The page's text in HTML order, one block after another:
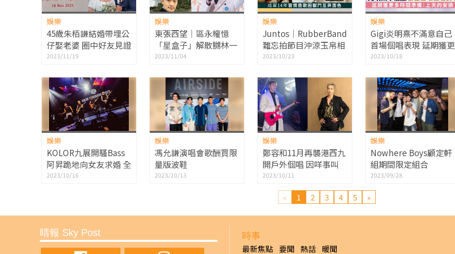
娛樂
45歲朱栢謙結婚帶埋公
仔娶老婆 圈中好友見證
細佬朱康：大佬好嘢
2023/11/19
娛樂
東張西望｜區永權憶
「星盒子」解散嬲林一
峰忽然離隊 自資出歌圓
2023/11/04
娛樂
Juntos│RubberBand
難忘拍節目沖涼玉帛相
見 成軍14年習慣造歌
2023/10/23
娛樂
Gigi炎明熹不滿意自己
首場個唱表現 延期獲更
多時間準備：上天的安
2023/10/18
娛樂
KOLOR九展開騷Bass
阿昇跪地向女友求婚 全
場大合唱營造浪漫氣氛
2023/10/16
娛樂
馮允謙演唱會歌酬買限
量版波鞋
Jackal@Dear Jane最
2023/10/13
娛樂
鄭容和11月再襲港西九
開戶外個唱 因咩事叫
fans唔好只留意佢？
2023/10/11
娛樂
Nowhere Boys顧定軒
組期間限定組合
「Stable Boys」 相約
下次一齊出騷唱快歌
2023/09/28
« 1 2 3 4 5 »
晴報 Sky Post 時事
最新焦點 要聞 熱話 暖聞